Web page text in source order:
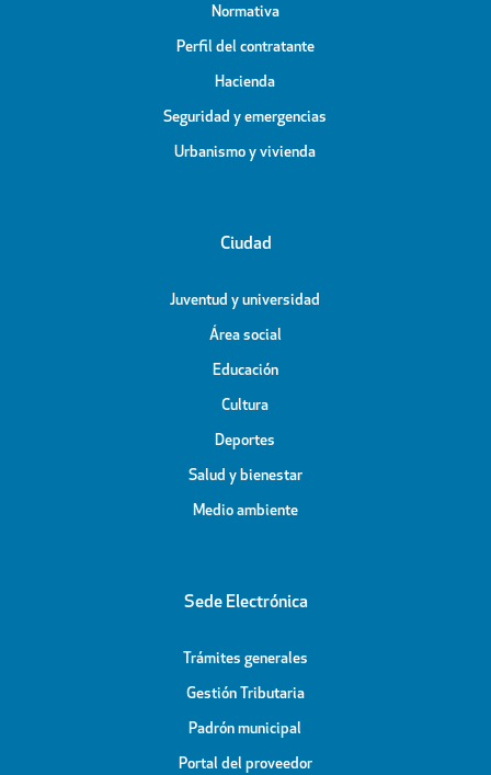
Normativa
Perfil del contratante
Hacienda
Seguridad y emergencias
Urbanismo y vivienda
Ciudad
Juventud y universidad
Área social
Educación
Cultura
Deportes
Salud y bienestar
Medio ambiente
Sede Electrónica
Trámites generales
Gestión Tributaria
Padrón municipal
Portal del proveedor